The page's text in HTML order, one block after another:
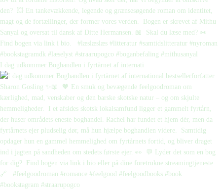
I dag udkommer Boghandlen i fyrtårnet af internati